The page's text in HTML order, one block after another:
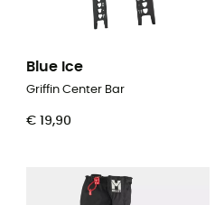
Blue Ice
Griffin Center Bar
€ 19,90